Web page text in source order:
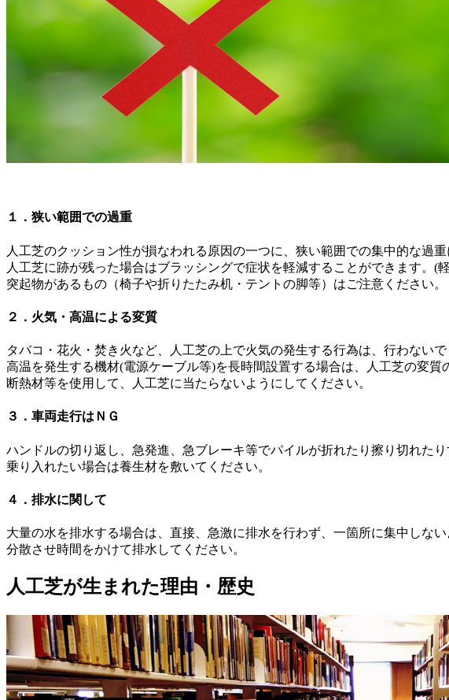
１．狭い範囲での過重
人工芝のクッション性が損なわれる原因の一つに、狭い範囲での集中的な過重
人工芝に跡が残った場合はブラッシングで症状を軽減することができます。
突起物があるもの（椅子や折りたたみ机・テントの脚等）はご注意ください。
２．火気・高温による変質
タバコ・花火・焚き火など、人工芝の上で火気の発生する行為は、行わないで
高温を発生する機材(電源ケーブル等)を長時間設置する場合は、人工芝の変質
断熱材等を使用して、人工芝に当たらないようにしてください。
３．車両走行はＮＧ
ハンドルの切り返し、急発進、急ブレーキ等でパイルが折れたり擦り切れた
乗り入れたい場合は養生材を敷いてください。
４．排水に関して
大量の水を排水する場合は、直接、急激に排水を行わず、一箇所に集中しない
分散させ時間をかけて排水してください。
人工芝が生まれた理由・歴史